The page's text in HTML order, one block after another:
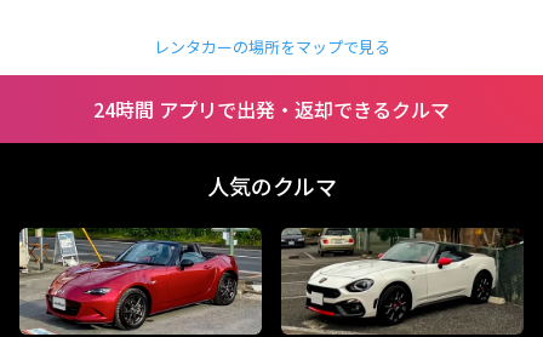
レンタカーの場所をマップで見る
24時間 アプリで出発・返却できるクルマ
人気のクルマ